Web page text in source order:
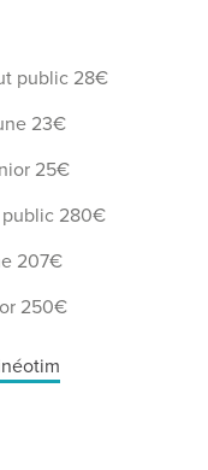
public 28€
23€
25€
280€
207€
250€